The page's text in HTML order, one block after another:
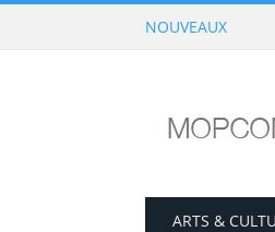
NOUVEAUX
ARTS &